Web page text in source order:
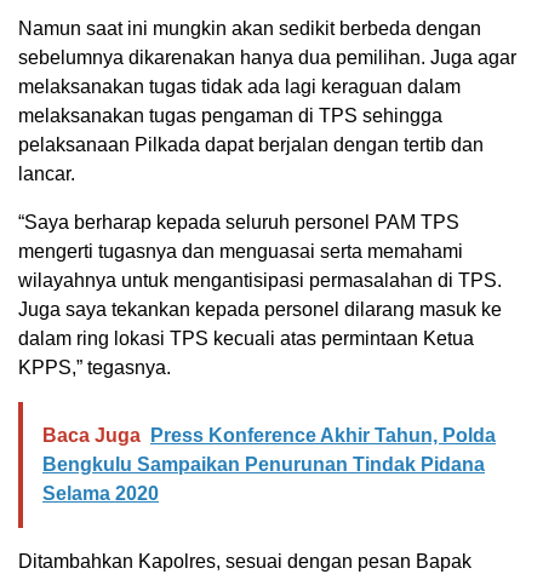
Namun saat ini mungkin akan sedikit berbeda dengan
sebelumnya dikarenakan hanya dua pemilihan. Juga agar
melaksanakan tugas tidak ada lagi keraguan dalam
melaksanakan tugas pengaman di TPS sehingga
pelaksanaan Pilkada dapat berjalan dengan tertib dan
lancar.
“Saya berharap kepada seluruh personel PAM TPS
mengerti tugasnya dan menguasai serta memahami
wilayahnya untuk mengantisipasi permasalahan di TPS.
Juga saya tekankan kepada personel dilarang masuk ke
dalam ring lokasi TPS kecuali atas permintaan Ketua
KPPS,” tegasnya.
Baca Juga
Press Konference Akhir Tahun, Polda
Bengkulu Sampaikan Penurunan Tindak Pidana
Selama 2020
Ditambahkan Kapolres, sesuai dengan pesan Bapak